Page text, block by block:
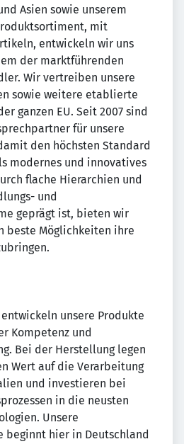
Asien sowie unserem
mit
entwickeln wir uns
der marktführenden
Wir vertreiben unsere
sowie weitere etablierte
ganzen EU. Seit 2007 sind
für unsere
den höchsten Standard
modernes und innovatives
flache Hierarchien und
und
geprägt ist, bieten wir
beste Möglichkeiten ihre
unsere Produkte
Kompetenz und
Bei der Herstellung legen
Wert auf die Verarbeitung
und investieren bei
in die neusten
Unsere
beginnt hier in Deutschland